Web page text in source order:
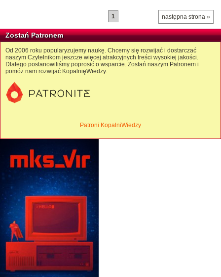
następna strona »
1
Zostań Patronem
Od 2006 roku popularyzujemy naukę. Chcemy się rozwijać i dostarczać
naszym Czytelnikom jeszcze więcej atrakcyjnych treści wysokiej jakości.
Dlatego postanowiliśmy poprosić o wsparcie. Zostań naszym Patronem i
pomóż nam rozwijać KopalnięWiedzy.
Patroni KopalniWiedzy